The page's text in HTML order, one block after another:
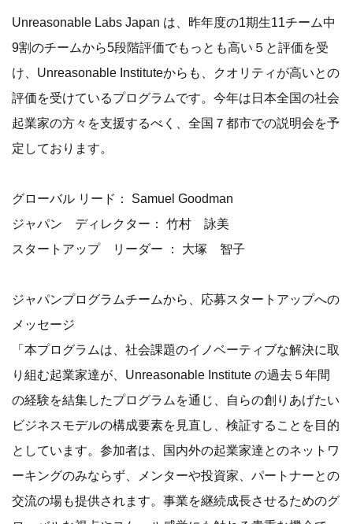
Unreasonable Labs Japan は、昨年度の1期生11チーム中
9割のチームから5段階評価でもっとも高い５と評価を受
け、Unreasonable Instituteからも、クオリティが高いとの
評価を受けているプログラムです。今年は日本全国の社会
起業家の方々を支援するべく、全国７都市での説明会を予
定しております。
グローバル リード： Samuel Goodman
ジャパン ディレクター： 竹村 詠美
スタートアップ リーダー ： 大塚 智子
ジャパンプログラムチームから、応募スタートアップへの
メッセージ
「本プログラムは、社会課題のイノベーティブな解決に取
り組む起業家達が、Unreasonable Institute の過去５年間
の経験を結集したプログラムを通じ、自らの創りあげたい
ビジネスモデルの構成要素を見直し、検証することを目的
としています。参加者は、国内外の起業家達とのネットワ
ーキングのみならず、メンターや投資家、パートナーとの
交流の場も提供されます。事業を継続成長させるためのグ